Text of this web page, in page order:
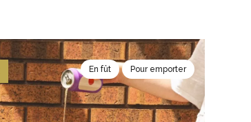
En fût Pour emporter